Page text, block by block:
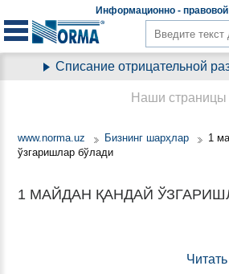
Информационно - правовой
Списание отрицательной
www.norma.uz Бизнинг шарҳлар
1
ўзгаришлар бўлади
1 МАЙДАН ҚАНДАЙ
Наши страницы